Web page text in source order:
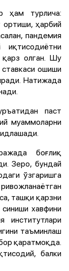
ҳам турлича:
ҳарбий
пандемия
олган. Шу
ошиши
Натижада
паст
муаммоларни
боғлиқ
Зеро, бундай
ўзгаришга
ташқи қарзни
хавфини
таъминлаш
қаратмоқда.
балки